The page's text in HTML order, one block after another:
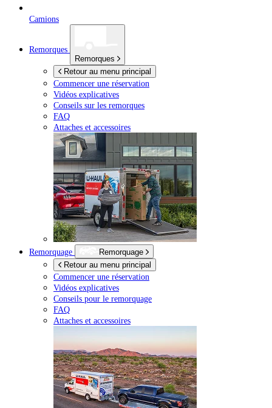
Camions
Remorques
Remorques
Retour au menu principal
Commencer une réservation
Vidéos explicatives
Conseils sur les remorques
FAQ
Attaches et accessoires
Remorquage
Remorquage
Retour au menu principal
Commencer une réservation
Vidéos explicatives
Conseils pour le remorquage
FAQ
Attaches et accessoires